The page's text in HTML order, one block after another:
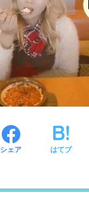
シェア はてブ